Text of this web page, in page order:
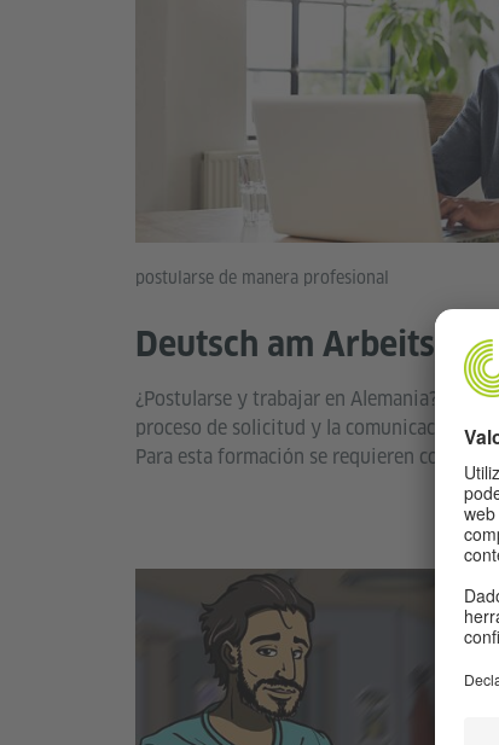
postularse de manera profesional
Deutsch am
¿Postularse y trabajar en Alemania?
proceso de solicitud y la comunicación
Para esta formación se requieren